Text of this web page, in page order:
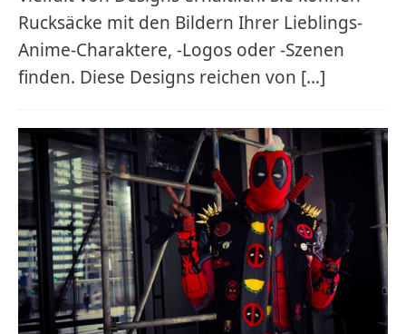
Rucksäcke mit den Bildern Ihrer Lieblings-
Anime-Charaktere, -Logos oder -Szenen
finden. Diese Designs reichen von […]